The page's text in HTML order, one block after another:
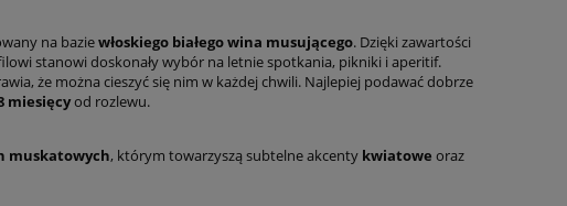
na baziewłoskiego białego wina musującego. Dzięki zawartości
stanowi doskonały wybór na letnie spotkania, pikniki i aperitif.
że można cieszyć się nim w każdej chwili. Najlepiej podawać dobrze
miesięcyod rozlewu.
muskatowych, którym towarzyszą subtelne akcenty kwiatowe oraz